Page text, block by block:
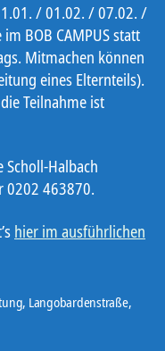
/ 01.02. / 07.02. /
BOB CAMPUS statt
Mitmachen können
eines Elternteils).
Teilnahme ist
Scholl-Halbach
0202 463870.
hier im ausführlichen
, Langobardenstraße,